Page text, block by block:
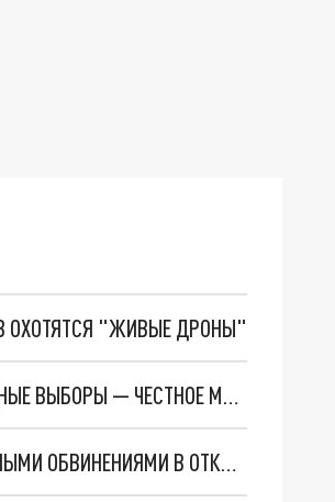
ОХОТЯТСЯ "ЖИВЫЕ ДРОНЫ"
НЕ РУБИ СУК, НА КОТОРОМ СИДИШЬ: АРМЕНИЮ ЖДУТ ВНЕОЧЕРЕДНЫЕ ВЫБОРЫ — ЧЕСТНОЕ МНЕНИЕ
МИНОБОРОНЫ АРМЕНИИ И АЗЕРБАЙДЖАНА ОБМЕНЯЛИСЬ ВЗАИМНЫМИ ОБВИНЕНИЯМИ В ОТКРЫТИИ ОГНЯ